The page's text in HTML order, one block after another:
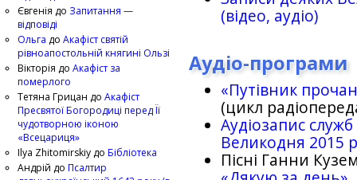
(відео, аудіо)
Аудіо-програми
«Путівник
(цикл
Аудіозапис
Великодня 2015
Пісні Ганни
Євгенія до Запитання —
відповіді
Ольга до Акафіст святій
рівноапостольній княгині Ользі
Вікторія до Акафіст за
померлого
Тетяна Грицан до Акафіст
Пресвятої Богородиці перед Її
чудотворною іконою
«Всецариця»
Ilya Zhitomirskiy до Бібліотека
Андрій до Псалтир